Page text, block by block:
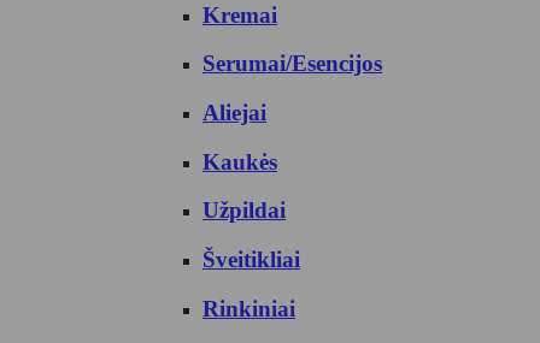
Kremai
Serumai/Esencijos
Aliejai
Kaukės
Užpildai
Šveitikliai
Rinkiniai